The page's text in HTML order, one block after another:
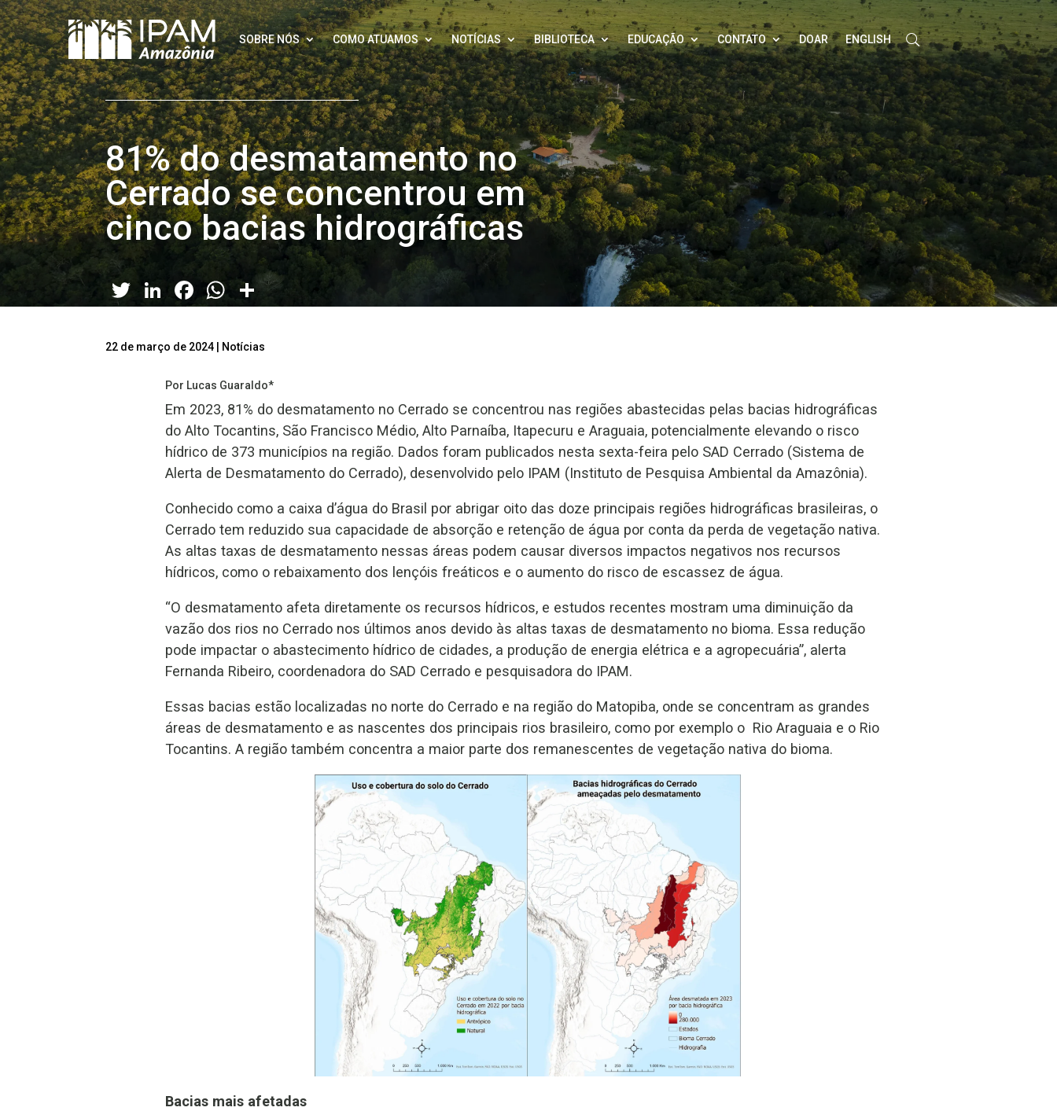
SOBRE NÓS COMO ATUAMOS NOTÍCIAS BIBLIOTECA EDUCAÇÃO CONTATO DOAR ENGLISH
81% do desmatamento no
Cerrado se concentrou em
cinco bacias hidrográficas
Twitter
LinkedIn
Facebook
WhatsApp
Share
22 de março de 2024 Notícias
Por Lucas Guaraldo*
Em 2023, 81% do desmatamento no Cerrado se concentrou nas regiões abastecidas pelas bacias hidrográficas
do Alto Tocantins, São Francisco Médio, Alto Parnaíba, Itapecuru e Araguaia, potencialmente elevando o risco
hídrico de 373 municípios na região. Dados foram publicados nesta sexta-feira pelo SAD Cerrado (Sistema de
Alerta de Desmatamento do Cerrado), desenvolvido pelo IPAM (Instituto de Pesquisa Ambiental da Amazônia).
Conhecido como a caixa d’água do Brasil por abrigar oito das doze principais regiões hidrográficas brasileiras, o
Cerrado tem reduzido sua capacidade de absorção e retenção de água por conta da perda de vegetação nativa.
As altas taxas de desmatamento nessas áreas podem causar diversos impactos negativos nos recursos
hídricos, como o rebaixamento dos lençóis freáticos e o aumento do risco de escassez de água.
“O desmatamento afeta diretamente os recursos hídricos, e estudos recentes mostram uma diminuição da
vazão dos rios no Cerrado nos últimos anos devido às altas taxas de desmatamento no bioma. Essa redução
pode impactar o abastecimento hídrico de cidades, a produção de energia elétrica e a agropecuária”, alerta
Fernanda Ribeiro, coordenadora do SAD Cerrado e pesquisadora do IPAM.
Essas bacias estão localizadas no norte do Cerrado e na região do Matopiba, onde se concentram as grandes
áreas de desmatamento e as nascentes dos principais rios brasileiro, como por exemplo o Rio Araguaia e o Rio
Tocantins. A região também concentra a maior parte dos remanescentes de vegetação nativa do bioma.
Bacias mais afetadas